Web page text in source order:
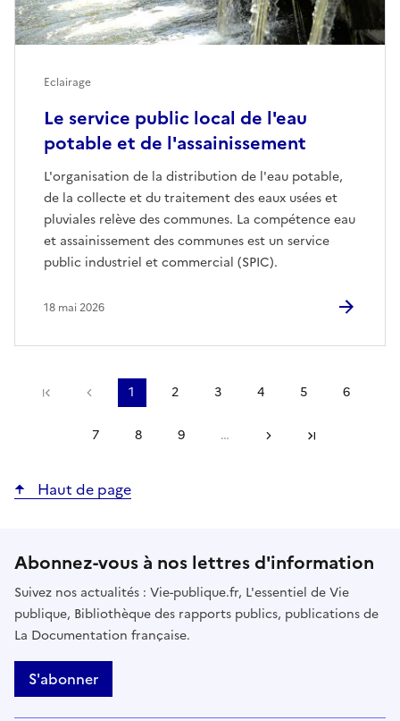
Le service public local de l'eau
potable et de l'assainissement
L'organisation de la distribution de l'eau potable,
de la collecte et du traitement des eaux usées et
pluviales relève des communes. La compétence eau
et assainissement des communes est un service
public industriel et commercial (SPIC).
Eclairage
18 mai 2026
Première pagePrécédent
Page
1 Page
2 Page
3 Page
4 Page
5 Page
6
Page
7 Page
8 Page
9 … SuivantDernière page
Haut de page
Abonnez-vous à nos lettres d'information
Suivez nos actualités : Vie-publique.fr, L'essentiel de Vie
publique, Bibliothèque des rapports publics, publications de
La Documentation française.
S'abonner